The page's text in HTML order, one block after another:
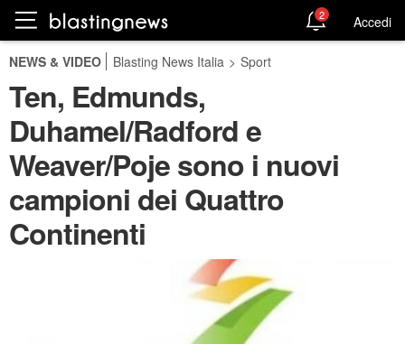
2 Accedi
NEWS & VIDEO Blasting News Italia > Sport
Ten, Edmunds,
Duhamel/Radford e
Weaver/Poje sono i nuovi
campioni dei Quattro
Continenti